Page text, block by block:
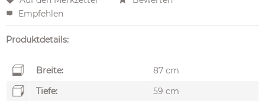
Empfehlen
Produktdetails:
Breite:
87 cm
Tiefe:
59 cm